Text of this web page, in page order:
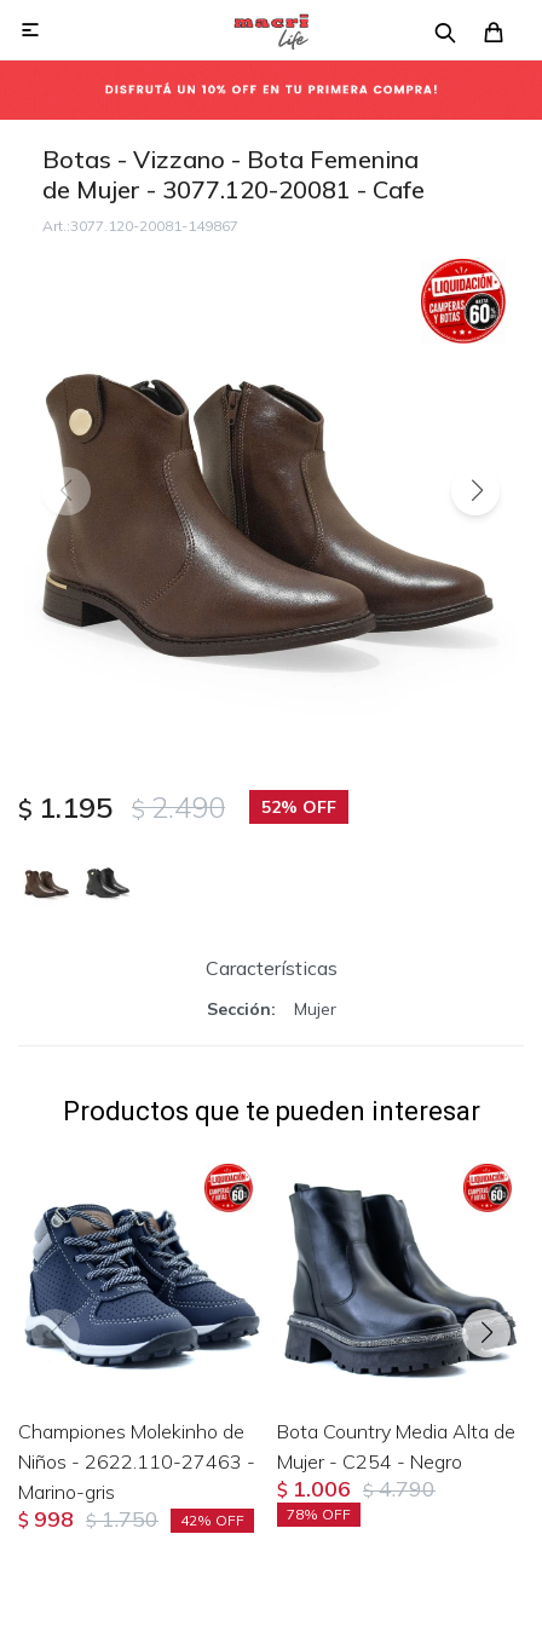

Botas - Vizzano - Bota Femenina
de Mujer - 3077.120-20081 - Cafe
3077.120-20081-149867
$ 1.195 $ 2.490 52
Características
Sección Mujer
Productos que te pueden interesar
Championes Molekinho de
Niños - 2622.110-27463 -
Marino-gris
$ 998 $ 1.750 42
Bota Country Media Alta de
Mujer - C254 - Negro
$ 1.006 $ 4.790
78